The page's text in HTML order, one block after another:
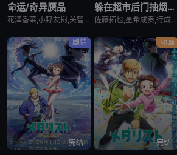
命运/奇异赝品
花泽香菜,小野友树,关智一,诸星堇,小林优,Lynn,小西克幸,内田真礼,森久保祥太郎,羽多野涉,松冈祯丞,堀内贤雄,古贺葵,橘龙丸,浪川大辅,榎木淳弥,咲野俊介
躲在超市后门抽烟的两人
佐藤拓也,星希成奏,行成桃姬,丰口惠美,安田陆矢,日笠阳子,高桥伸也
剧情
完结
动画
完结